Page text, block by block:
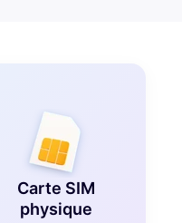
Carte SIM
physique